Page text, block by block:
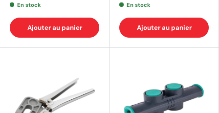
En stock
Ajouter au panier
En stock
Ajouter au panier